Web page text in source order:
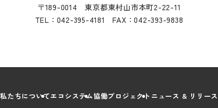
〒189-0014 東京都東村山市本町2-22-11
TEL：042-395-4181 FAX：042-393-9838
私たちについてエコシステム協働プロジェクト ニュース & リリース